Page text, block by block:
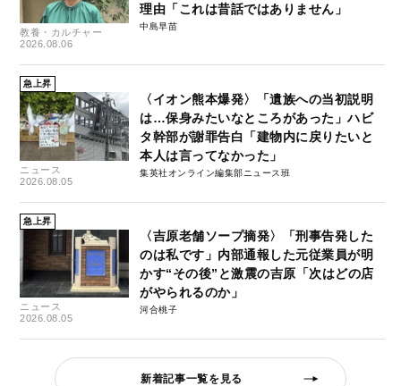
教養・カルチャー
2026.08.06
理由「これは昔話ではありません」
中島早苗
急上昇
ニュース
2026.08.05
〈イオン熊本爆発〉「遺族への当初説明
は…保身みたいなところがあった」ハビ
タ幹部が謝罪告白「建物内に戻りたいと
本人は言ってなかった」
集英社オンライン編集部ニュース班
急上昇
ニュース
2026.08.05
〈吉原老舗ソープ摘発〉「刑事告発した
のは私です」内部通報した元従業員が明
かす“その後”と激震の吉原「次はどの店
がやられるのか」
河合桃子
新着記事一覧を見る